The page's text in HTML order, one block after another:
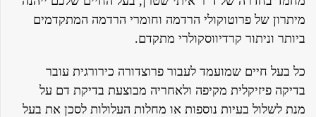
מיתרון של פרוטוקולי הרדמה וחומרי הרדמה המתקדמים
ביותר וניתור קרדיווסקולרי מתקדם.
כל בעל חיים שמועמד לעבור פרוצדורה כירורגית עובר
בדיקה פיזיקלית מקיפה ולאחריה מבוצעת בדיקת דם על
מנת לשלול בעיות נוספות או מחלות העלולות לסכן את בעל